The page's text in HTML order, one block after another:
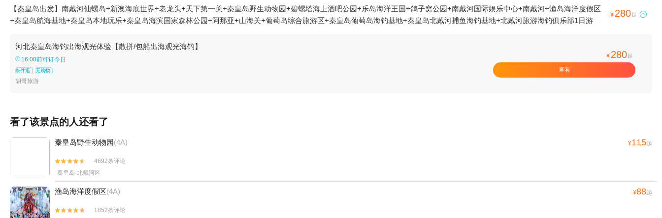
【秦皇岛出发】南戴河仙螺岛+新澳海底世界+老龙头+天下第一关+秦皇岛野生动物园+碧螺塔海上酒吧公园+乐岛海洋王国+鸽子窝公园+南戴河国际娱乐中心+南戴河+渔岛海洋度假区
+秦皇岛航海基地+秦皇岛本地玩乐+秦皇岛海滨国家森林公园+阿那亚+山海关+葡萄岛综合旅游区+秦皇岛葡萄岛海钓基地+秦皇岛北戴河捕鱼海钓基地+北戴河旅游海钓俱乐部1日游
¥ 280起 
河北秦皇岛海钓出海观光体验【散拼/包船出海观光海钓】
16:00前可订今日
条件退 无购物
胡哥旅游
¥ 280起
查看
看了该景点的人还看了
秦皇岛野生动物园(4A) ¥115起


4692条评论
秦皇岛·北戴河区
渔岛海洋度假区(4A) ¥88起

 1852条评论